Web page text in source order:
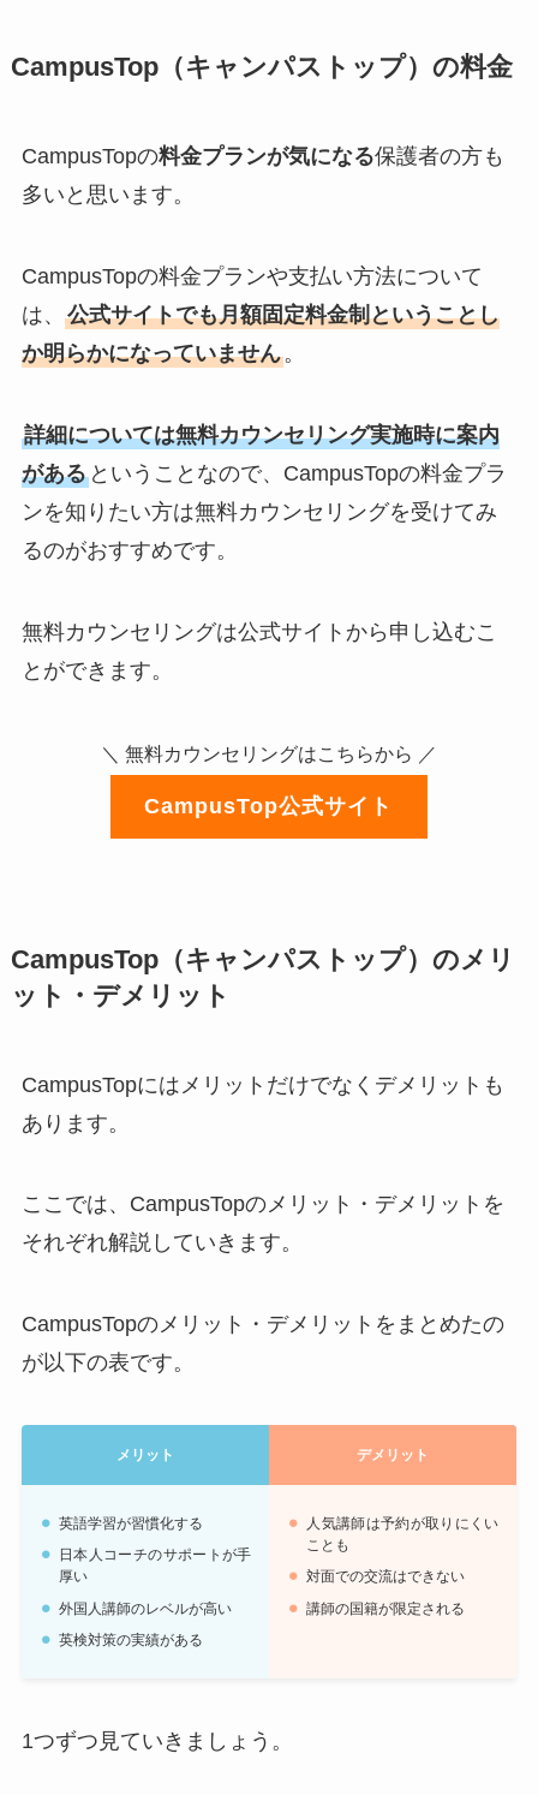
CampusTop（キャンパストップ）の料金
CampusTopの料金プランが気になる保護者の方も
多いと思います。
CampusTopの料金プランや支払い方法について
は、 公式サイトでも月額固定料金制ということし
か明らかになっていません。
詳細については無料カウンセリング実施時に案内
があるということなので、CampusTopの料金プラ
ンを知りたい方は無料カウンセリングを受けてみ
るのがおすすめです。
無料カウンセリングは公式サイトから申し込むこ
とができます。
＼ 無料カウンセリングはこちらから ／
CampusTop公式サイト
CampusTop（キャンパストップ）のメリ
ット・デメリット
CampusTopにはメリットだけでなくデメリットも
あります。
ここでは、CampusTopのメリット・デメリットを
それぞれ解説していきます。
CampusTopのメリット・デメリットをまとめたの
が以下の表です。
メリット デメリット
英語学習が習慣化する
日本人コーチのサポートが手
厚い
外国人講師のレベルが高い
英検対策の実績がある
人気講師は予約が取りにくい
ことも
対面での交流はできない
講師の国籍が限定される
1つずつ見ていきましょう。